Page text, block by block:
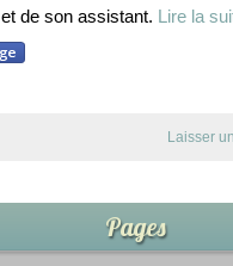
et de son assistant. Lire la
Laisser
Pages